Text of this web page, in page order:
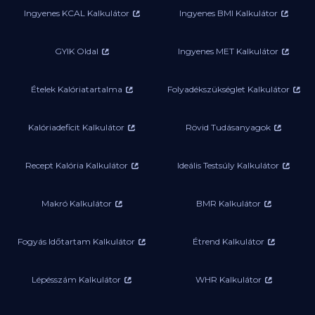
Ingyenes KCAL Kalkulátor Ingyenes BMI Kalkulátor
GYIK Oldal Ingyenes MET Kalkulátor
Ételek Kalóriatartalma Folyadékszükséglet Kalkulátor
Kalóriadeficit Kalkulátor Rövid Tudásanyagok
Recept Kalória Kalkulátor Ideális Testsúly Kalkulátor
Makró Kalkulátor BMR Kalkulátor
Fogyás Időtartam Kalkulátor Étrend Kalkulátor
Lépésszám Kalkulátor WHR Kalkulátor